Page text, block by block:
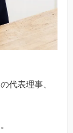
代表理事、